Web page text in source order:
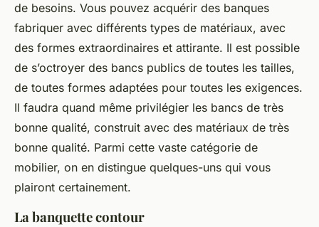
de besoins. Vous pouvez acquérir des banques
fabriquer avec différents types de matériaux, avec
des formes extraordinaires et attirante. Il est possible
de s’octroyer des bancs publics de toutes les tailles,
de toutes formes adaptées pour toutes les exigences.
Il faudra quand même privilégier les bancs de très
bonne qualité, construit avec des matériaux de très
bonne qualité. Parmi cette vaste catégorie de
mobilier, on en distingue quelques-uns qui vous
plairont certainement.
La banquette contour